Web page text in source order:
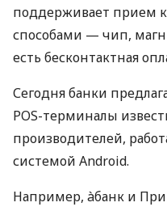
поддерживает прием
способами — чип,
есть бесконтактная
Сегодня банки
POS-терминалы
производителей,
системой Android.
Например, àбанк и